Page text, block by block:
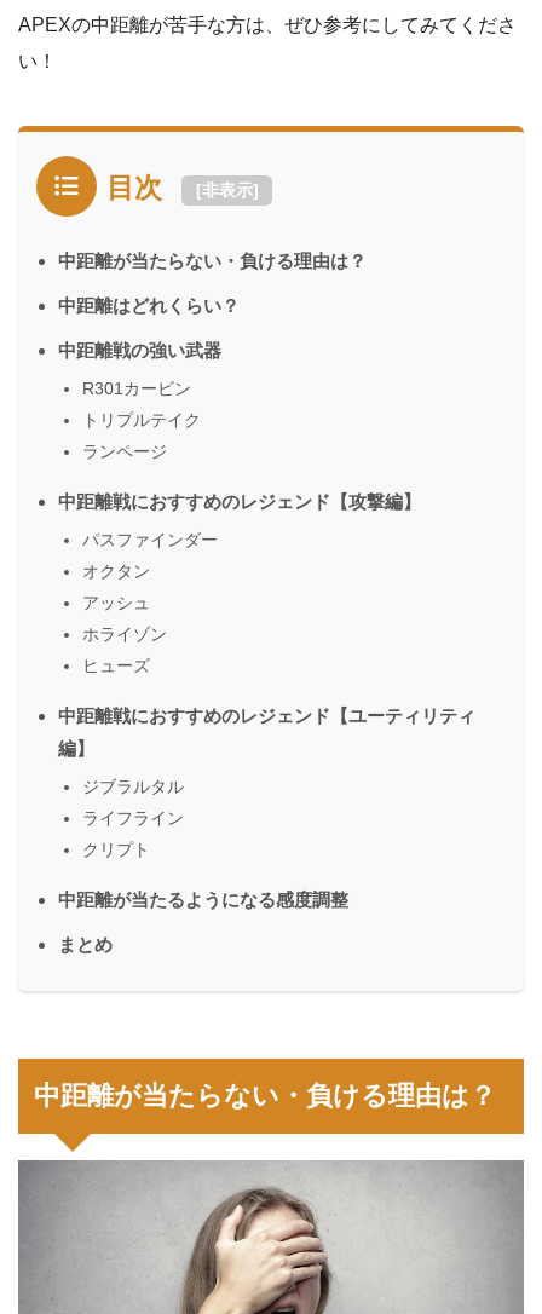
APEXの中距離が苦手な方は、ぜひ参考にしてみてくださ
い！
目次 [非表示]
中距離が当たらない・負ける理由は？
中距離はどれくらい？
中距離戦の強い武器
R301カービン
トリプルテイク
ランページ
中距離戦におすすめのレジェンド【攻撃編】
パスファインダー
オクタン
アッシュ
ホライゾン
ヒューズ
中距離戦におすすめのレジェンド【ユーティリティ
編】
ジブラルタル
ライフライン
クリプト
中距離が当たるようになる感度調整
まとめ
中距離が当たらない・負ける理由は？